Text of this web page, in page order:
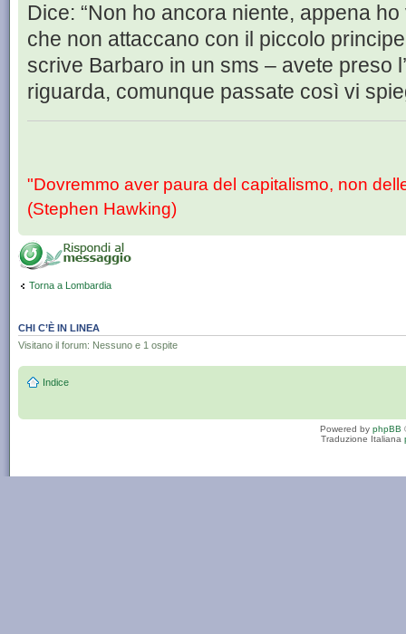
Dice: “Non ho ancora niente, appena
che non attaccano con il piccolo
scrive Barbaro in un sms – avete preso
riguarda, comunque passate così vi
"Dovremmo aver paura del capitalismo, non
(Stephen Hawking)
Torna a Lombardia
CHI C’È IN LINEA
Visitano il forum: Nessuno e 1 ospite
Indice
Powered by phpBB
Traduzione Italiana